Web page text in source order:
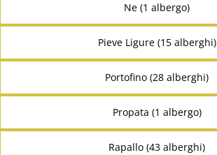
Ne (1 albergo)
Pieve Ligure (15 alberghi)
Portofino (28 alberghi)
Propata (1 albergo)
Rapallo (43 alberghi)